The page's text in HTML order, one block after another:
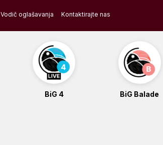
Vodič oglašavanja Kontaktirajte nas
BiG 4 BiG Balade